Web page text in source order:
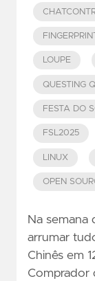
LOUPE
QUESTING
FESTA DO
FSL2025
LINUX
OPEN
Na semana
arrumar
Chinês em
Comprador